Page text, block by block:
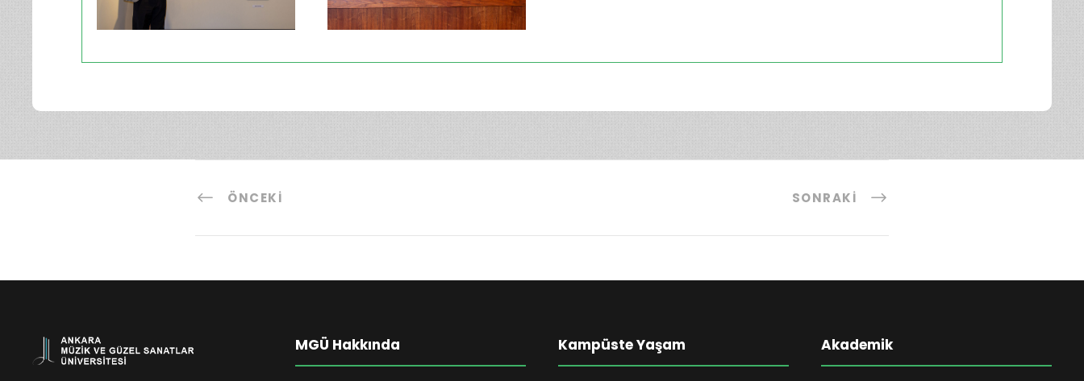
ÖNCEKI SONRAKI
MGÜ Hakkında Kampüste Yaşam Akademik